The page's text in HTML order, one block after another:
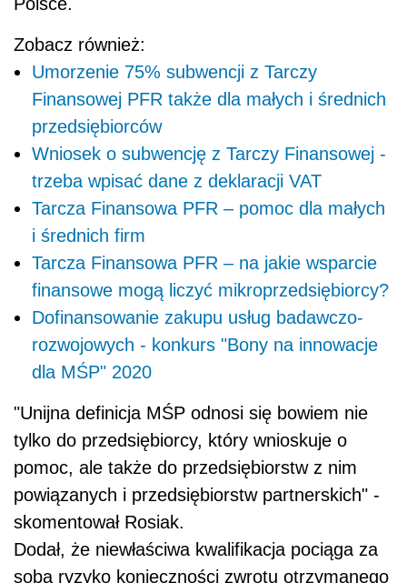
Zobacz również:
Umorzenie 75% subwencji z Tarczy
Finansowej PFR także dla małych i średnich
przedsiębiorców
Wniosek o subwencję z Tarczy Finansowej -
trzeba wpisać dane z deklaracji VAT
Tarcza Finansowa PFR – pomoc dla małych
i średnich firm
Tarcza Finansowa PFR – na jakie wsparcie
finansowe mogą liczyć mikroprzedsiębiorcy?
Dofinansowanie zakupu usług badawczo-
rozwojowych - konkurs "Bony na innowacje
dla MŚP" 2020
"Unijna definicja MŚP odnosi się bowiem nie
tylko do przedsiębiorcy, który wnioskuje o
pomoc, ale także do przedsiębiorstw z nim
powiązanych i przedsiębiorstw partnerskich" -
skomentował Rosiak.
Dodał, że niewłaściwa kwalifikacja pociąga za
sobą ryzyko konieczności zwrotu otrzymanego